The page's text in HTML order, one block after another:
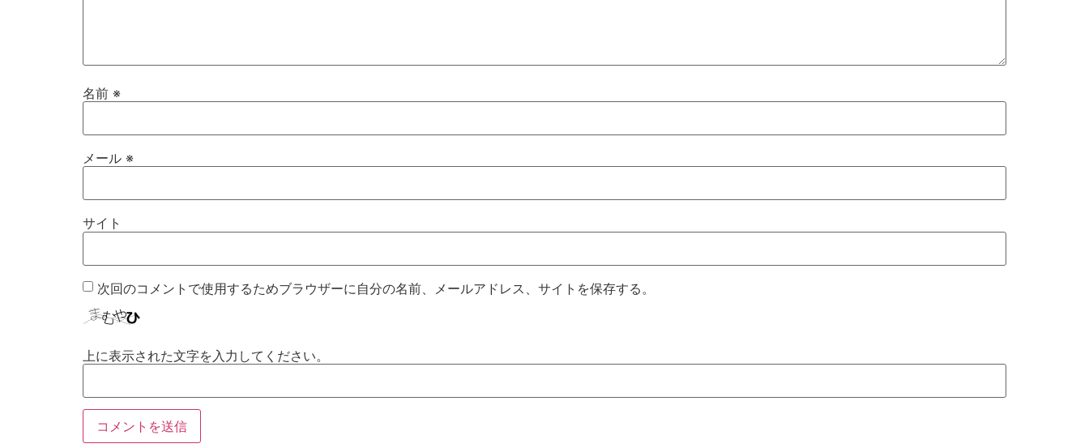
名前 ※
メール ※
サイト
次回のコメントで使用するためブラウザーに自分の名前、メールアドレス、サイトを保存する。
上に表示された文字を入力してください。